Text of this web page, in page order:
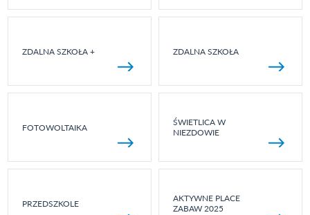
ZDALNA SZKOŁA + ZDALNA SZKOŁA
FOTOWOLTAIKA
ŚWIETLICA W
NIEZDOWIE
PRZEDSZKOLE
AKTYWNE PLACE
ZABAW 2025